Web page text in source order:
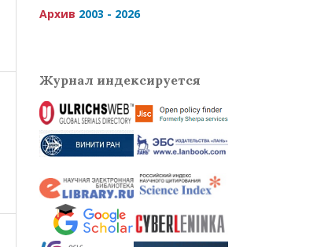
Архив 2003 - 2026
Журнал индексируется